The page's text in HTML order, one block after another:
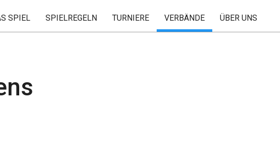
SPIEL SPIELREGELN TURNIERE VERBÄNDE ÜBER UNS